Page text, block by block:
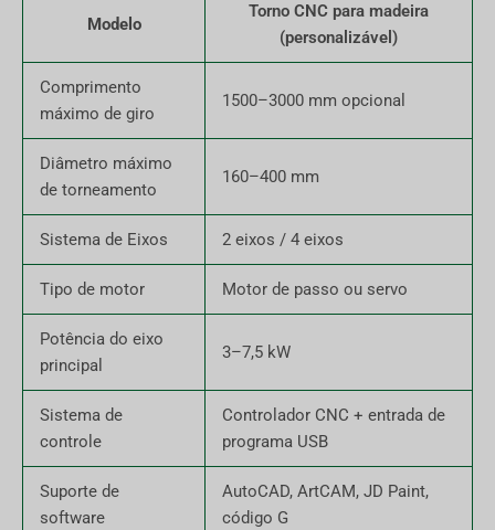
Modelo
Torno CNC para madeira
(personalizável)
Comprimento
máximo de giro
1500–3000 mm opcional
Diâmetro máximo
de torneamento
160–400 mm
Sistema de Eixos 2 eixos / 4 eixos
Tipo de motor Motor de passo ou servo
Potência do eixo
principal
3–7,5 kW
Sistema de
controle
Controlador CNC + entrada de
programa USB
Suporte de
software
AutoCAD, ArtCAM, JD Paint,
código G